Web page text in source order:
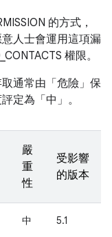
的方式，
人士會運用這項漏
權限。
通常由「危險」保
定為「中」。
嚴
重
性
受影響
的版本
中 5.1